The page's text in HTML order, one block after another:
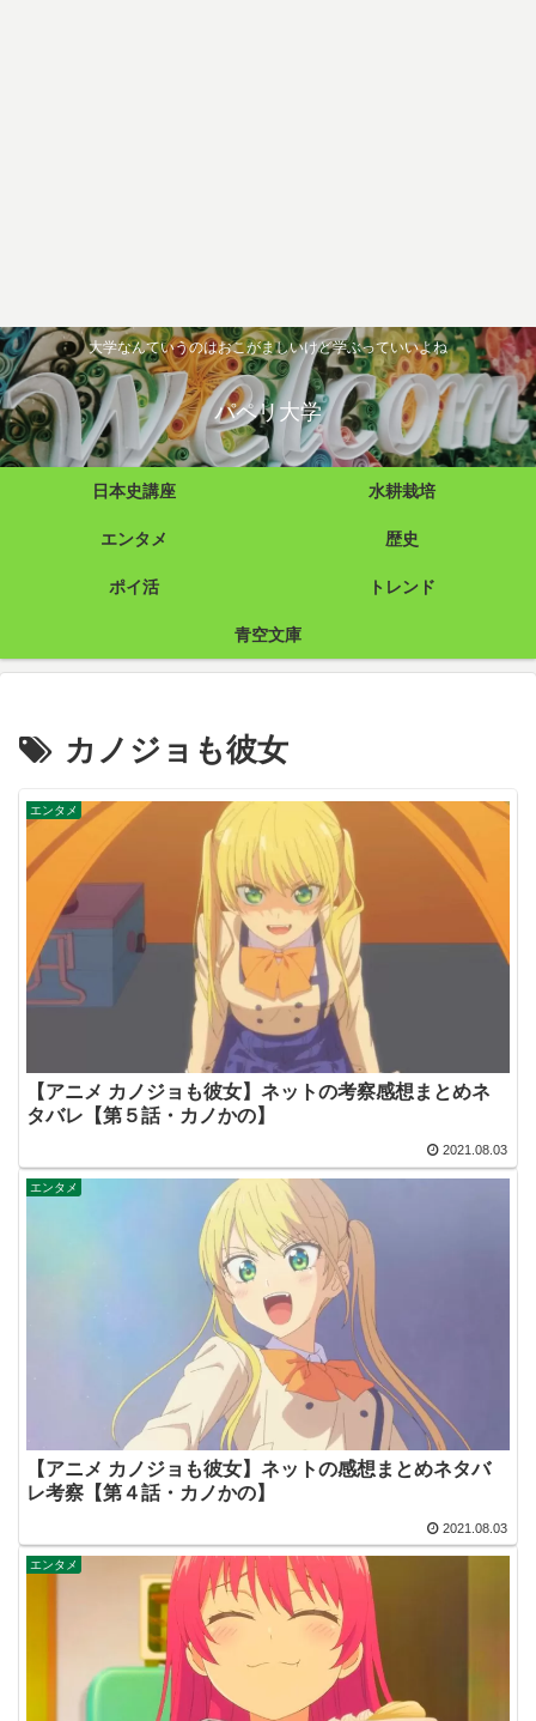
大学なんていうのはおこがましいけど学ぶっていいよね
パペリ大学
日本史講座 水耕栽培
エンタメ 歴史
ポイ活 トレンド
青空文庫
カノジョも彼女
エンタメ
【アニメ カノジョも彼女】ネットの考察感想まとめネ
タバレ【第５話・カノかの】
2021.08.03
エンタメ
【アニメ カノジョも彼女】ネットの感想まとめネタバ
レ考察【第４話・カノかの】
2021.08.03
エンタメ